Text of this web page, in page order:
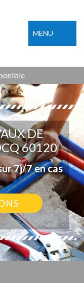
MENU
DE
60120
7j/7 en cas